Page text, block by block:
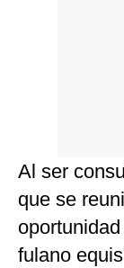
Al ser
que se
fulano